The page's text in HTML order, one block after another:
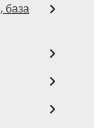
база